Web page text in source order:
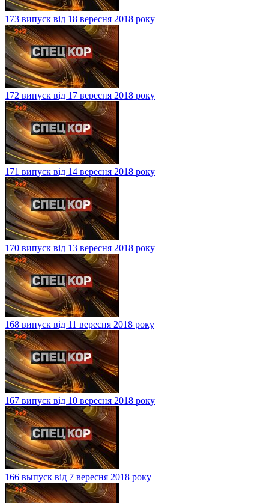
173 випуск від 18 вересня 2018 року
172 випуск від 17 вересня 2018 року
171 випуск від 14 вересня 2018 року
170 випуск від 13 вересня 2018 року
168 випуск від 11 вересня 2018 року
167 випуск від 10 вересня 2018 року
166 выпуск від 7 вересня 2018 року